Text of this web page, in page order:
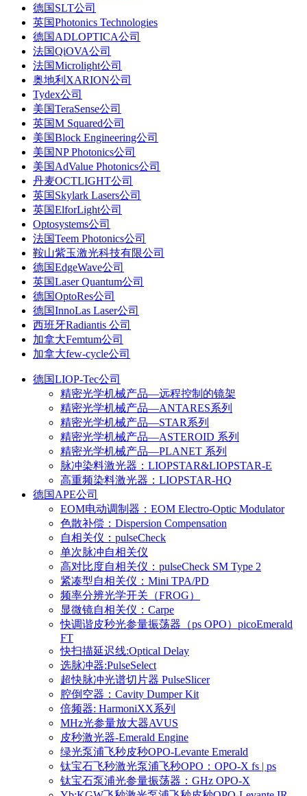
德国SLT公司
英国Photonics Technologies
德国ADLOPTICA公司
法国QiOVA公司
法国Microlight公司
奥地利XARION公司
Tydex公司
美国TeraSense公司
英国M Squared公司
美国Block Engineering公司
美国NP Photonics公司
美国AdValue Photonics公司
丹麦OCTLIGHT公司
英国Skylark Lasers公司
英国ElforLight公司
Optosystems公司
法国Teem Photonics公司
鞍山紫玉激光科技有限公司
德国EdgeWave公司
英国Laser Quantum公司
德国OptoRes公司
德国InnoLas Laser公司
西班牙Radiantis 公司
加拿大Femtum公司
加拿大few-cycle公司
德国LIOP-Tec公司
精密光学机械产品—远程控制的镜架
精密光学机械产品—ANTARES系列
精密光学机械产品—STAR系列
精密光学机械产品—ASTEROID 系列
精密光学机械产品—PLANET 系列
脉冲染料激光器：LIOPSTAR&LIOPSTAR-E
高重频染料激光器：LIOPSTAR-HQ
德国APE公司
EOM电动调制器：EOM Electro-Optic Modulator
色散补偿：Dispersion Compensation
自相关仪：pulseCheck
单次脉冲自相关仪
高对比度自相关仪：pulseCheck SM Type 2
紧凑型自相关仪：Mini TPA/PD
频率分辨光学开关（FROG）
显微镜自相关仪：Carpe
快调谐皮秒光参量振荡器（ps OPO）picoEmerald
FT
快扫描延迟线:Optical Delay
选脉冲器:PulseSelect
超快脉冲光谱切片器 PulseSlicer
腔倒空器：Cavity Dumper Kit
倍频器: HarmoniXX系列
MHz光参量放大器AVUS
皮秒激光器-Emerald Engine
绿光泵浦飞秒皮秒OPO-Levante Emerald
钛宝石飞秒激光泵浦飞秒OPO：OPO-X fs | ps
钛宝石泵浦光参量振荡器：GHz OPO-X